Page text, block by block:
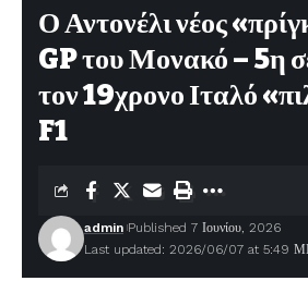
Ο Αντονέλι νέος
GP του Μονακό – 5η
τον 19χρονο Ιταλό
F1
Last updated: 2026/06/07 at 5:49
admin Published 7 Ιουνίου, 2026